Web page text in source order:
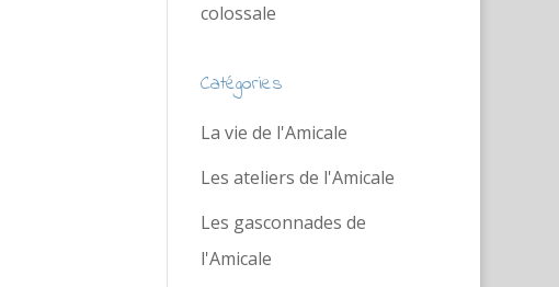
colossale
Catégories
La vie de l'Amicale
Les ateliers de l'Amicale
Les gasconnades de
l'Amicale